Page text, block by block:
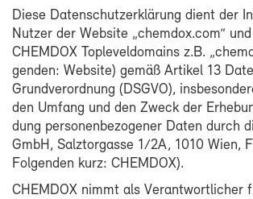
Die­se Da­ten­schutz­er­klä­rung dient der
Nut­zer der Web­site „chem­dox.com“
CHEM­DOX Top­le­vel­do­mains z.B.
gen­den: Web­site) ge­mäß Ar­ti­kel 13
Grundverordnung (DS­GVO),
den Um­fang und den Zweck der
dung per­so­nen­be­zo­ge­ner Da­ten durch
GmbH, Salztor­gas­se 1/2A, 1010 Wien,
Fol­gen­den kurz: CHEM­DOX).
CHEM­DOX nimmt als Ver­ant­wort­li­cher